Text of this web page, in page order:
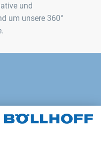
und
um unsere 360°